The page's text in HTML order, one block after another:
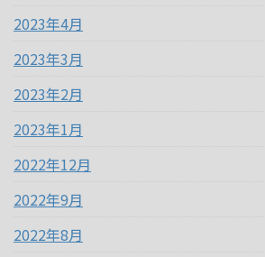
2023年4月
2023年3月
2023年2月
2023年1月
2022年12月
2022年9月
2022年8月